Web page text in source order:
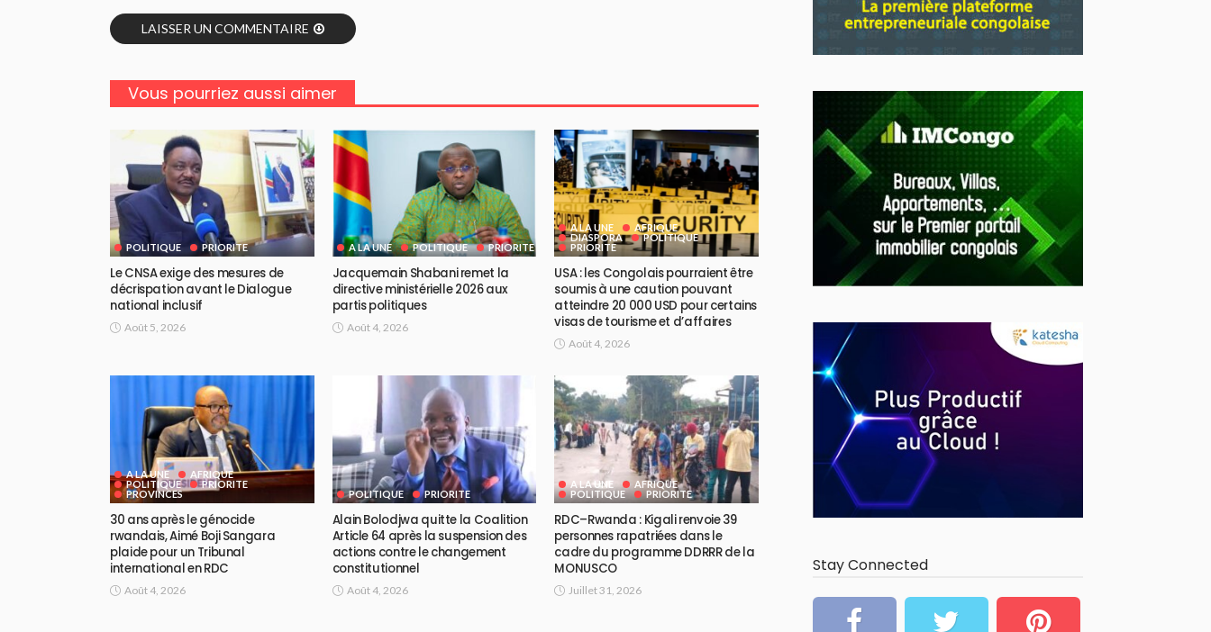
LAISSER UN COMMENTAIRE
Vous pourriez aussi aimer
POLITIQUE PRIORITE
Le CNSA exige des mesures de
décrispation avant le Dialogue
national inclusif
Août 5, 2026
A LA UNE POLITIQUE PRIORITE
Jacquemain Shabani remet la
directive ministérielle 2026 aux
partis politiques
Août 4, 2026
A LA UNE
AFRIQUE
DIASPORA
POLITIQUE
PRIORITE
USA : les Congolais pourraient être
soumis à une caution pouvant
atteindre 20 000 USD pour certains
visas de tourisme et d’affaires
Août 4, 2026
A LA UNE
AFRIQUE
POLITIQUE
PRIORITE
PROVINCES
30 ans après le génocide
rwandais, Aimé Boji Sangara
plaide pour un Tribunal
international en RDC
Août 4, 2026
POLITIQUE PRIORITE
Alain Bolodjwa quitte la Coalition
Article 64 après la suspension des
actions contre le changement
constitutionnel
Août 4, 2026
A LA UNE
AFRIQUE
POLITIQUE
PRIORITE
RDC–Rwanda : Kigali renvoie 39
personnes rapatriées dans le
cadre du programme DDRRR de la
MONUSCO
Juillet 31, 2026
Stay Connected